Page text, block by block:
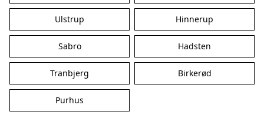
Ulstrup Hinnerup
Sabro Hadsten
Tranbjerg Birkerød
Purhus